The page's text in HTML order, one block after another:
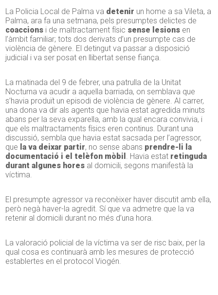
La Policia Local de Palma va detenir un home a sa Vileta, a
Palma, ara fa una setmana, pels presumptes delictes de
coaccions i de maltractament físic sense lesions en
l’àmbit familiar; tots dos derivats d’un presumpte cas de
violència de gènere. El detingut va passar a disposició
judicial i va ser posat en llibertat sense fiança.
La matinada del 9 de febrer, una patrulla de la Unitat
Nocturna va acudir a aquella barriada, on semblava que
s’havia produït un episodi de violència de gènere. Al carrer,
una dona va dir als agents que havia estat agredida minuts
abans per la seva exparella, amb la qual encara convivia, i
que els maltractaments físics eren continus. Durant una
discussió, sembla que havia estat sacsada per l’agressor,
que la va deixar partir, no sense abans prendre-li la
documentació i el telèfon mòbil . Havia estat retinguda
durant algunes hores al domicili, segons manifestà la
víctima.
El presumpte agressor va reconèixer haver discutit amb ella,
però negà haver-la agredit. Sí que va admetre que la va
retenir al domicili durant no més d’una hora.
La valoració policial de la víctima va ser de risc baix, per la
qual cosa es continuarà amb les mesures de protecció
establertes en el protocol Viogén.